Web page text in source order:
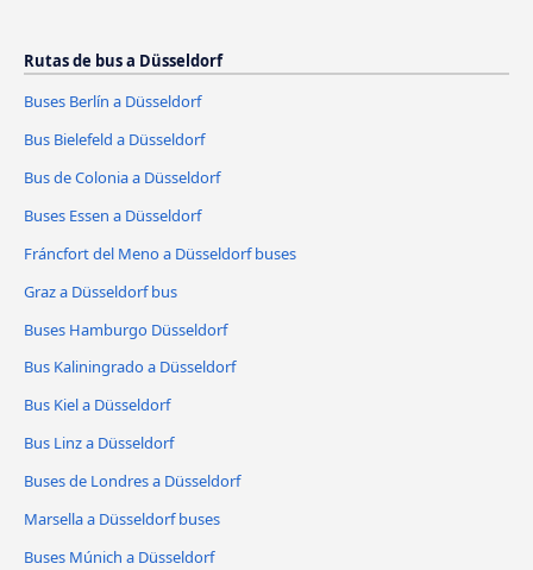
Rutas de bus a Düsseldorf
Buses Berlín a Düsseldorf
Bus Bielefeld a Düsseldorf
Bus de Colonia a Düsseldorf
Buses Essen a Düsseldorf
Fráncfort del Meno a Düsseldorf buses
Graz a Düsseldorf bus
Buses Hamburgo Düsseldorf
Bus Kaliningrado a Düsseldorf
Bus Kiel a Düsseldorf
Bus Linz a Düsseldorf
Buses de Londres a Düsseldorf
Marsella a Düsseldorf buses
Buses Múnich a Düsseldorf